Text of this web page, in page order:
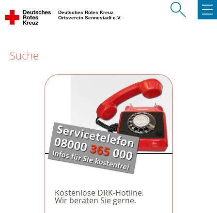
Deutsches Rotes Kreuz
Ortsverein Sennestadt e.V.
Suche
Kostenlose DRK-Hotline.
Wir beraten Sie gerne.